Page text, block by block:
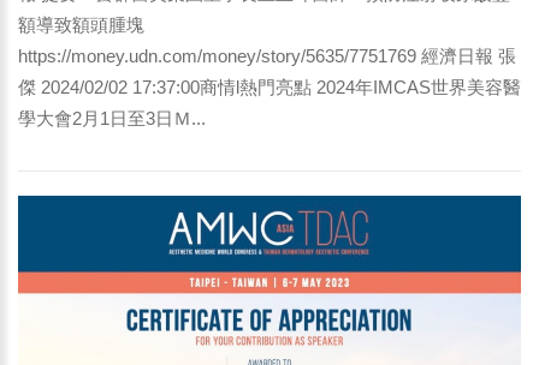
額導致額頭腫塊
https://money.udn.com/money/story/5635/7751769 經濟日報 張
傑 2024/02/02 17:37:00商情l熱門亮點 2024年IMCAS世界美容醫
學大會2月1日至3日Ｍ...